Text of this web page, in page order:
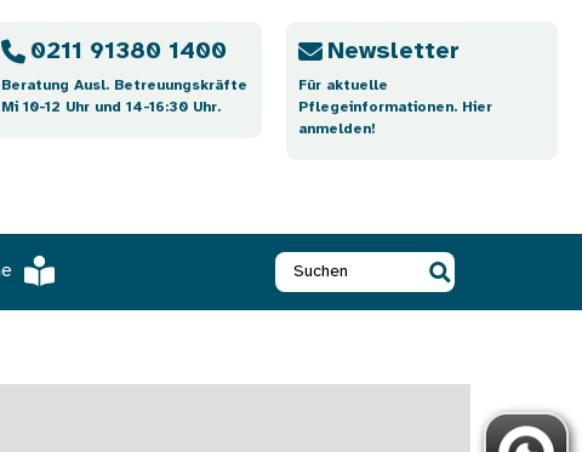
0211 91380 1400
Beratung Ausl. Betreuungskräfte
Mi 10-12 Uhr und 14-16:30 Uhr.
Newsletter
Für aktuelle
Pflegeinformationen. Hier
anmelden!